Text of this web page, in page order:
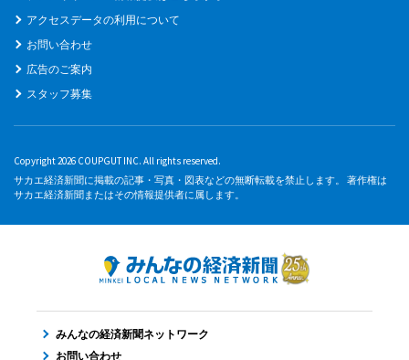
アクセスデータの利用について
お問い合わせ
広告のご案内
スタッフ募集
Copyright 2026 COUPGUT INC. All rights reserved.
サカエ経済新聞に掲載の記事・写真・図表などの無断転載を禁止します。 著作権は
サカエ経済新聞またはその情報提供者に属します。
みんなの経済新聞ネットワーク
お問い合わせ